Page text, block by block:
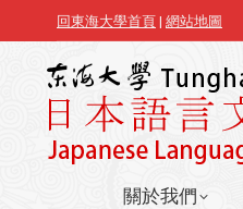
回東海大學首頁 | 網站地圖
關於我們
關於我們